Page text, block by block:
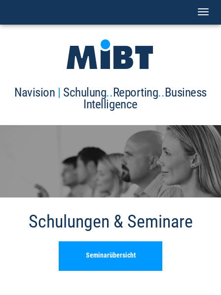
Navision | Schulung..Reporting..Business
Intelligence
Schulungen & Seminare
Seminarübersicht